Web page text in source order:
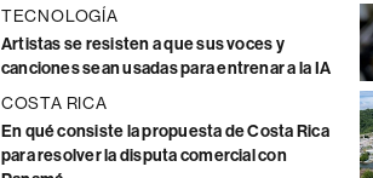
TECNOLOGÍA
Artistas se resisten a que sus voces y
canciones sean usadas para entrenar a la IA
COSTA RICA
En qué consiste la propuesta de Costa Rica
para resolver la disputa comercial con